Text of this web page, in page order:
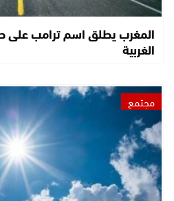
المغرب يطلق اسم ترامب على
الغربية
مجتمع